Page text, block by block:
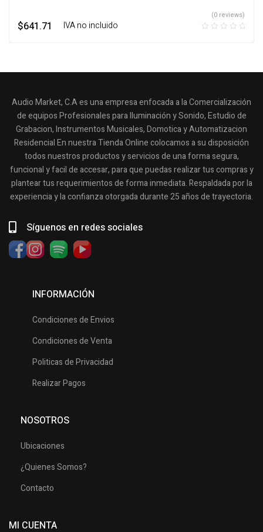
$641.71 ‎ ‎ ‎ IVA no incluido
(0 reviews)
Audio Market, C.A es una empresa enfocada a la Comercialización
de equipos Profesionales para Iluminación y Sonido, Estudio de
Grabacion, Instrumentos Musicales, Domotica y Automatizacion
Residencial En nuestra Tienda Online colocamos a su disposición
todos nuestros productos y servicios de una forma segura,
funcional y facil de accesar, para que puedas realizar tus compras y
plantear tus requerimientos de forma inmediata. Respaldada por la
experiencia y la confianza otorgada durante 25 años de trayectoria.
Síguenos en redes sociales
INFORMACIÓN
Condiciones de Envios
Condiciones de Venta
Politicas de Privacidad
Realizar Pagos
NOSOTROS
Ubicaciones
¿Quienes Somos?
Contacto
MI CUENTA